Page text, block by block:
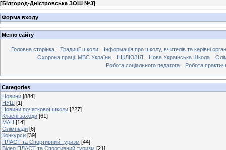
[Білгород-Дністровська ЗОШ №3]
Форма входу
Меню сайту
Головна сторінка Традиції школи
Інформація про школу, вчителів та керівні
Охорона праці. МВС України
ІНКЛЮЗІЯ Нова Українська Школа
Робота соціального педагога
Робота
Categories
Новини [884]
НУШ [1]
Новини початкової школи [227]
Класні заходи [61]
МАН [14]
Олімпіади [6]
Конкурси [39]
ПЛАСТ та Спортивний туризм [44]
Відео ПЛАСТ та Спортивний туризм [21]